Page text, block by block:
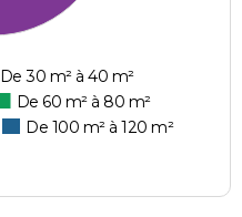
De 30 m² à 40 m²
De 60 m² à 80 m²
De 100 m² à 120 m²